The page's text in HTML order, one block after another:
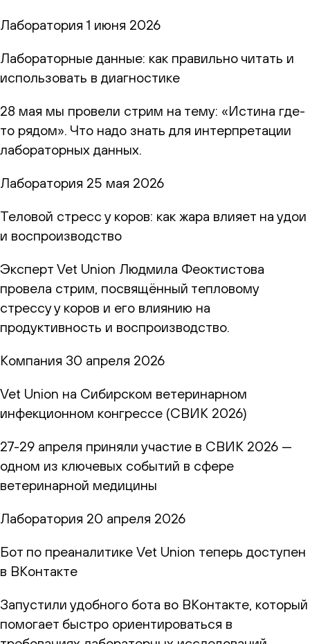
Лаборатория 1 июня 2026
Лабораторные данные: как правильно читать и
использовать в диагностике
28 мая мы провели стрим на тему: «Истина где-
то рядом». Что надо знать для интерпретации
лабораторных данных.
Лаборатория 25 мая 2026
Теловой стресс у коров: как жара влияет на удои
и воспроизводство
Эксперт Vet Union Людмила Феоктистова
провела стрим, посвящённый тепловому
стрессу у коров и его влиянию на
продуктивность и воспроизводство.
Компания 30 апреля 2026
Vet Union на Сибирском ветеринарном
инфекционном конгрессе (СВИК 2026)
27-29 апреля приняли участие в СВИК 2026 —
одном из ключевых событий в сфере
ветеринарной медицины
Лаборатория 20 апреля 2026
Бот по преаналитике Vet Union теперь доступен
в ВКонтакте
Запустили удобного бота во ВКонтакте, который
помогает быстро ориентироваться в